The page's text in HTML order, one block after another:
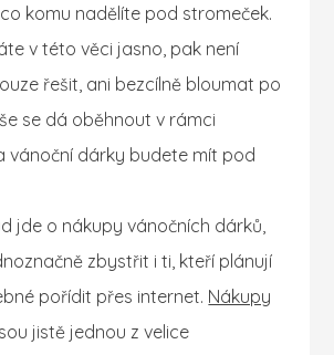
komu nadělíte pod stromeček.
v této věci jasno, pak není
řešit, ani bezcílně bloumat po
se dá oběhnout v rámci
vánoční dárky budete mít pod
jde o nákupy vánočních dárků,
zbystřit i ti, kteří plánují
pořídit přes internet. Nákupy
jistě jednou z velice